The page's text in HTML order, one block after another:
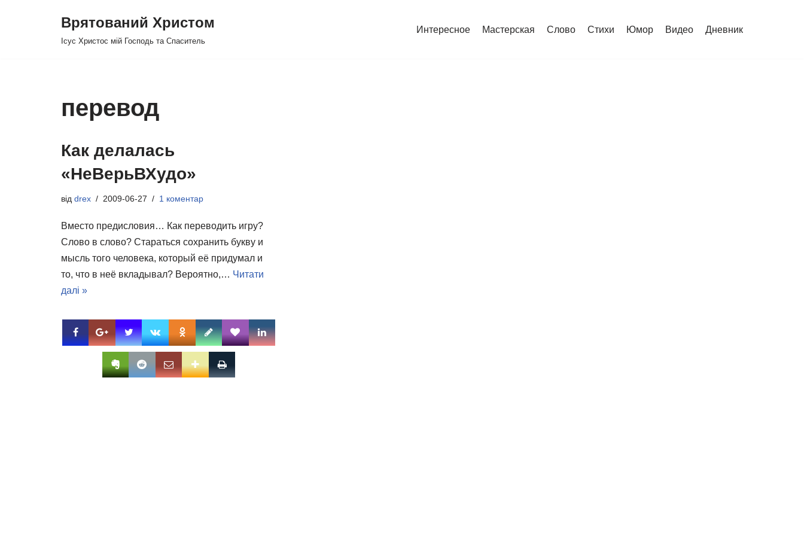
Врятований Христом
Ісус Христос мій Господь та Спаситель
Интересное Мастерская Слово Стихи Юмор Видео Дневник
перевод
Как делалась
«НеВерьВХудо»
від drex 2009-06-27 1 коментар
Вместо предисловия… Как переводить игру?
Слово в слово? Стараться сохранить букву и
мысль того человека, который её придумал и
то, что в неё вкладывал? Вероятно,… Читати
далі »